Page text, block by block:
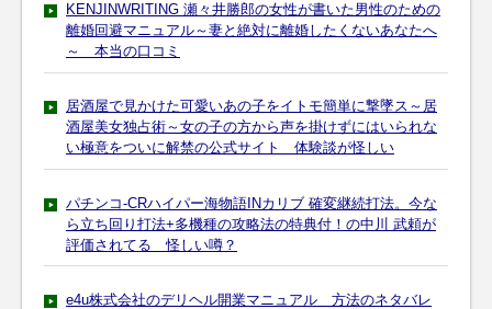
KENJINWRITING 瀬々井勝郎の女性が書いた男性のための
離婚回避マニュアル～妻と絶対に離婚したくないあなたへ
～ 本当の口コミ
居酒屋で見かけた可愛いあの子をイトモ簡単に撃墜ス～居
酒屋美女独占術～女の子の方から声を掛けずにはいられな
い極意をついに解禁の公式サイト 体験談が怪しい
パチンコ-CRハイパー海物語INカリブ 確変継続打法。今な
ら立ち回り打法+多機種の攻略法の特典付！の中川 武頼が
評価されてる 怪しい噂？
e4u株式会社のデリヘル開業マニュアル 方法のネタバレ